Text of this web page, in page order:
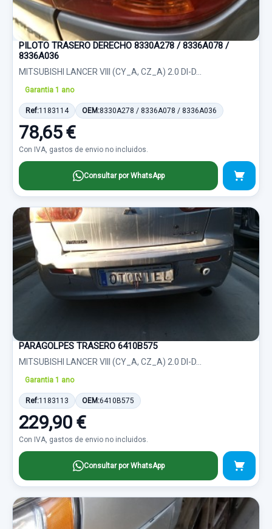
PILOTO TRASERO DERECHO 8330A278 / 8336A078 /
8336A036
MITSUBISHI LANCER VIII (CY_A, CZ_A) 2.0 DI-D...
Garantia 1 ano
Ref:1183114 OEM:8330A278 / 8336A078 / 8336A036
78,65 €
Con IVA, gastos de envio no incluidos.
Consultar por WhatsApp
PARAGOLPES TRASERO 6410B575
MITSUBISHI LANCER VIII (CY_A, CZ_A) 2.0 DI-D...
Garantia 1 ano
Ref:1183113 OEM:6410B575
229,90 €
Con IVA, gastos de envio no incluidos.
Consultar por WhatsApp